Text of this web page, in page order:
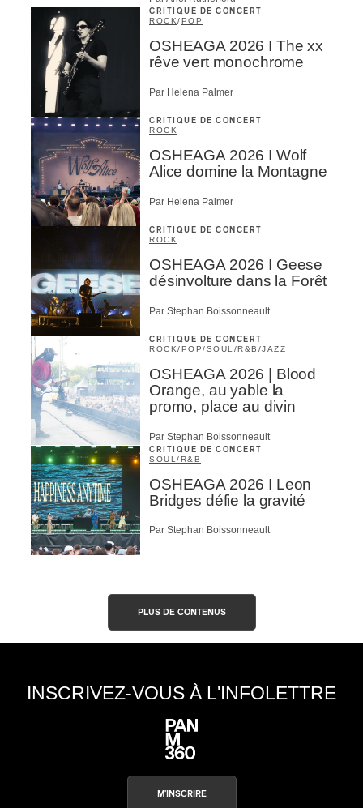
CRITIQUE DE CONCERT
ROCK/POP
OSHEAGA 2026 I The xx
rêve vert monochrome
Par Helena Palmer
CRITIQUE DE CONCERT
ROCK
OSHEAGA 2026 I Wolf
Alice domine la Montagne
Par Helena Palmer
CRITIQUE DE CONCERT
ROCK
OSHEAGA 2026 I Geese
désinvolture dans la Forêt
Par Stephan Boissonneault
CRITIQUE DE CONCERT
ROCK/POP/SOUL/R&B /JAZZ
OSHEAGA 2026 | Blood
Orange, au yable la
promo, place au divin
Par Stephan Boissonneault
CRITIQUE DE CONCERT
SOUL/R&B
OSHEAGA 2026 I Leon
Bridges défie la gravité
Par Stephan Boissonneault
PLUS DE CONTENUS
INSCRIVEZ-VOUS À L'INFOLETTRE
M'INSCRIRE